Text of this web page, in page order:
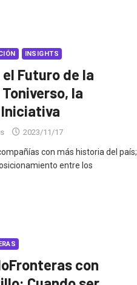
INSIGHTS
Futuro de la
la
2023/11/17
con más historia del país;
entre los
con